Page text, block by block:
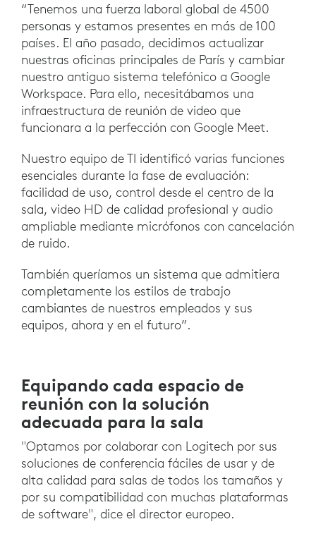
“Tenemos una fuerza laboral global de 4500
personas y estamos presentes en más de 100
países. El año pasado, decidimos actualizar
nuestras oficinas principales de París y cambiar
nuestro antiguo sistema telefónico a Google
Workspace. Para ello, necesitábamos una
infraestructura de reunión de video que
funcionara a la perfección con Google Meet.
Nuestro equipo de TI identificó varias funciones
esenciales durante la fase de evaluación:
facilidad de uso, control desde el centro de la
sala, video HD de calidad profesional y audio
ampliable mediante micrófonos con cancelación
de ruido.
También queríamos un sistema que admitiera
completamente los estilos de trabajo
cambiantes de nuestros empleados y sus
equipos, ahora y en el futuro”.
Equipando cada espacio de
reunión con la solución
adecuada para la sala
"Optamos por colaborar con Logitech por sus
soluciones de conferencia fáciles de usar y de
alta calidad para salas de todos los tamaños y
por su compatibilidad con muchas plataformas
de software", dice el director europeo.